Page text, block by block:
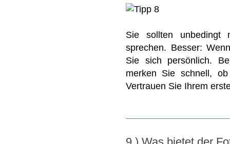
Sie sollten unbedingt
sprechen. Besser:
Sie sich persönlich.
merken Sie schnell,
Vertrauen Sie Ihrem